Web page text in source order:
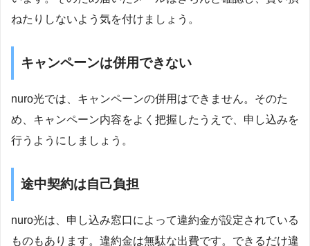
ねたりしないよう気を付けましょう。
キャンペーンは併用できない
nuro光では、キャンペーンの併用はできません。そのた
め、キャンペーン内容をよく把握したうえで、申し込みを
行うようにしましょう。
途中契約は自己負担
nuro光は、申し込み窓口によって違約金が設定されている
ものもあります。違約金は無駄な出費です。できるだけ違